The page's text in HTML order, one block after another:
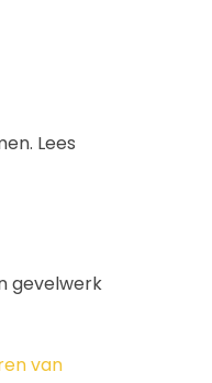
Lees
gevelwerk
van